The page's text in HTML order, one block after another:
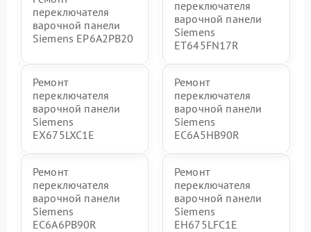
переключателя
варочной панели
Siemens EP6A2PB20
переключателя
варочной панели
Siemens
ET645FN17R
Ремонт
переключателя
варочной панели
Siemens
EX675LXC1E
Ремонт
переключателя
варочной панели
Siemens
EC6A5HB90R
Ремонт
переключателя
варочной панели
Siemens
EC6A6PB90R
Ремонт
переключателя
варочной панели
Siemens
EH675LFC1E